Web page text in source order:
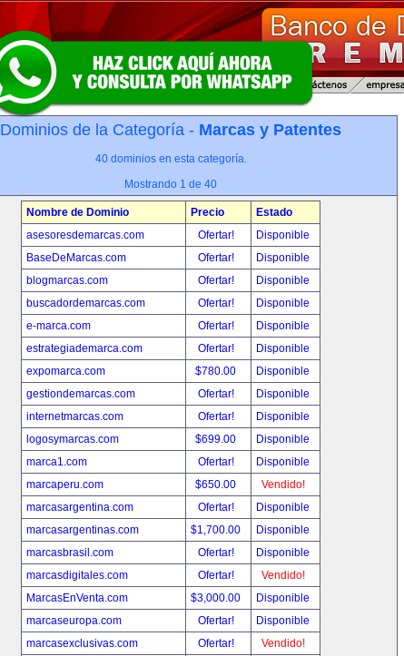
Dominios de la Categoría - Marcas y Patentes
40 dominios en esta categoría.
Mostrando 1 de 40
Nombre de Dominio Precio
Estado
asesoresdemarcas.com
Ofertar!
Disponible
BaseDeMarcas.com
Ofertar!
Disponible
blogmarcas.com
Ofertar!
Disponible
buscadordemarcas.com
Ofertar!
Disponible
e-marca.com
Ofertar!
Disponible
estrategiademarca.com
Ofertar!
Disponible
expomarca.com
$780.00
Disponible
gestiondemarcas.com
Ofertar!
Disponible
internetmarcas.com
Ofertar!
Disponible
logosymarcas.com
$699.00
Disponible
marca1.com
Ofertar!
Disponible
marcaperu.com
$650.00
Vendido!
marcasargentina.com
Ofertar!
Disponible
marcasargentinas.com
$1,700.00
Disponible
marcasbrasil.com
Ofertar!
Disponible
marcasdigitales.com
Ofertar!
Vendido!
MarcasEnVenta.com
$3,000.00
Disponible
marcaseuropa.com
Ofertar!
Disponible
marcasexclusivas.com
Ofertar!
Vendido!